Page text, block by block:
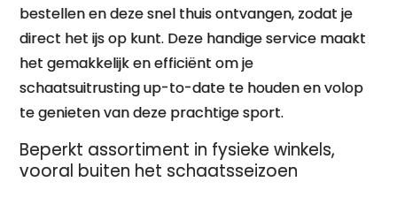
bestellen en deze snel thuis ontvangen, zodat je
direct het ijs op kunt. Deze handige service maakt
het gemakkelijk en efficiënt om je
schaatsuitrusting up-to-date te houden en volop
te genieten van deze prachtige sport.
Beperkt assortiment in fysieke winkels,
vooral buiten het schaatsseizoen